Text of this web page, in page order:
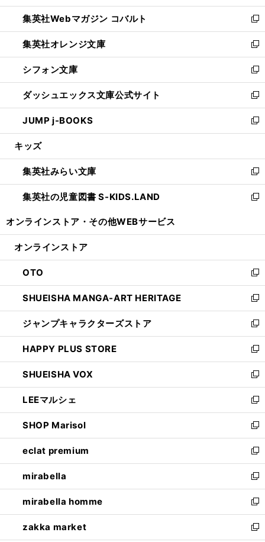
開
く
ウ
で
開
く
ン
ド
ウ
で
開
く
ウ
ィ
ン
ド
ウ
で
開
く
集英社Webマガジン コバルト
新
し
い
ウ
ィ
ン
ド
ウ
で
開
集英社オレンジ文庫
新
し
い
ウ
ィ
ン
ド
ウ
開
く
シフォン文庫
新
し
い
ウ
ィ
ン
ウ
で
開
く
ダッシュエックス文庫公式サイト
新
し
い
ウ
ン
ド
ウ
で
JUMP j-BOOKS
新
し
ウ
ィ
ン
ド
開
キッズ
集英社みらい文庫
新
し
い
ン
ウ
で
開
く
集英社の児童図書 S-KIDS.LAND
新
ウ
ン
ド
ウ
で
開
く
オンラインストア・ その他WEBサービス
オンラインストア
OTO
新
し
い
ウ
ィ
ン
ド
ウ
で
開
く
SHUEISHA MANGA-ART HERITAGE
新
し
い
ウ
ィ
ン
ド
ウ
で
開
く
ジャンプキャラクターズストア
新
し
い
ウ
ィ
ン
ド
ウ
で
開
く
HAPPY PLUS STORE
新
し
い
ウ
ィ
ン
ド
ウ
で
開
く
SHUEISHA VOX
新
し
い
ウ
ィ
ン
ド
ウ
で
開
く
LEEマルシェ
新
し
い
ウ
ィ
ン
ド
ウ
で
開
く
SHOP Marisol
新
し
い
ウ
ィ
ン
ド
ウ
で
開
eclat premium
新
し
い
ウ
ィ
ン
ド
mirabella
新
し
い
ウ
ィ
mirabella homme
新
し
い
zakka market
新